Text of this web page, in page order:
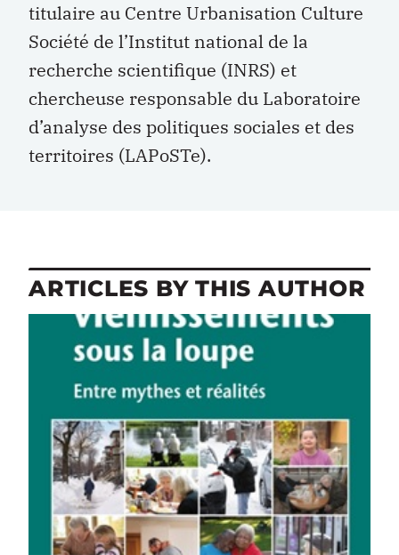
titulaire au Centre Urbanisation Culture
Société de l’Institut national de la
recherche scientifique (INRS) et
chercheuse responsable du Laboratoire
d’analyse des politiques sociales et des
territoires (LAPoSTe).
ARTICLES BY THIS AUTHOR